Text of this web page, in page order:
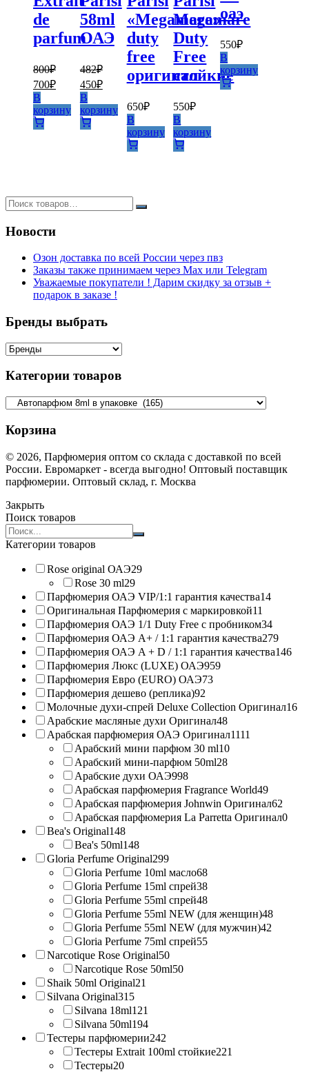
de
parfum
800₽
Первоначальная
цена
составляла
800₽.
700₽Текущая
700₽.
В
корзину
58ml
ОАЭ
482₽
Первоначальная
цена
составляла
482₽.
450₽Текущая
450₽.
В
корзину
«Megamare»
duty
free
оригинал
650₽
В
корзину
Megamare
Duty
Free
стойкие
550₽
В
корзину
оаэ
550₽
В
корзину
Новости
Озон доставка по всей России через пвз
Заказы также принимаем через Max или Telegram
Уважаемые покупатели ! Дарим скидку за отзыв +
подарок в заказе !
Бренды выбрать
Категории товаров
Корзина
© 2026, Парфюмерия оптом со склада с доставкой по всей
России. Евромаркет - всегда выгодно! Оптовый поставщик
парфюмерии. Оптовый склад, г. Москва
Закрыть
Поиск товаров
Search
products:
Категории товаров
Rose original ОАЭ29
Rose 30 ml29
Парфюмерия ОАЭ VIP/1:1 гарантия качества14
Оригинальная Парфюмерия с маркировкой11
Парфюмерия ОАЭ 1/1 Duty Free с пробником34
Парфюмерия ОАЭ A+ / 1:1 гарантия качества279
Парфюмерия ОАЭ A + D / 1:1 гарантия качества146
Парфюмерия Люкс (LUXE) ОАЭ959
Парфюмерия Евро (EURO) ОАЭ73
Парфюмерия дешево (реплика)92
Молочные духи-спрей Deluxe Collection Оригинал16
Арабские масляные духи Оригинал48
Арабская парфюмерия ОАЭ Оригинал1111
Арабский мини парфюм 30 ml10
Арабский мини-парфюм 50ml28
Арабские духи ОАЭ998
Арабская парфюмерия Fragrance World49
Арабская парфюмерия Johnwin Оригинал62
Арабская парфюмерия La Parretta Оригинал0
Bea's Original148
Bea's 50ml148
Gloria Perfume Original299
Gloria Perfume 10ml масло68
Gloria Perfume 15ml спрей38
Gloria Perfume 55ml спрей48
Gloria Perfume 55ml NEW (для женщин)48
Gloria Perfume 55ml NEW (для мужчин)42
Gloria Perfume 75ml спрей55
Narcotique Rose Original50
Narcotique Rose 50ml50
Shaik 50ml Original21
Silvana Original315
Silvana 18ml121
Silvana 50ml194
Тестеры парфюмерии242
Тестеры Extrait 100ml стойкие221
Тестеры20